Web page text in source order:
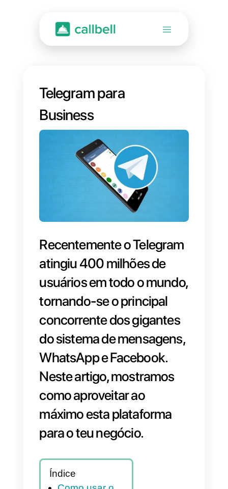
Telegram para
Business
Recentemente o Telegram
atingiu400 milhões de
usuáriosem todo o
tornando-se o principal
concorrente dos gigantes
do sistema de mensagens,
WhatsApp e Facebook.
Neste artigo, mostramos
como aproveitar ao